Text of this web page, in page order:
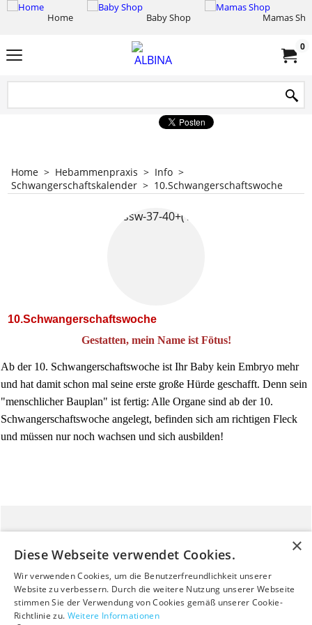
Home Baby Shop Mamas
0
Home > Hebammenpraxis > Info >
Schwangerschaftskalender > 10.Schwangerschaftswoche
10.Schwangerschaftswoche
Gestatten, mein Name ist Fötus!
Ab der 10. Schwangerschaftswoche ist Ihr Baby kein Embryo mehr
und hat damit schon mal seine erste große Hürde geschafft. Denn sein
"menschlicher Bauplan" ist fertig: Alle Organe sind ab der 10.
Schwangerschaftswoche angelegt, befinden sich am richtigen Fleck
und müssen nur noch wachsen und sich ausbilden!
Mama Shop
ALBINA BLOG
Bestellung widerrufen
Diese Webseite verwendet Cookies.
Wir verwenden Cookies, um die Benutzerfreundlichkeit unserer
Website zu verbessern. Durch die weitere Nutzung unserer Webseite
stimmen Sie der Verwendung von Cookies gemäß unserer Cookie-
Richtlinie zu. Weitere Informationen